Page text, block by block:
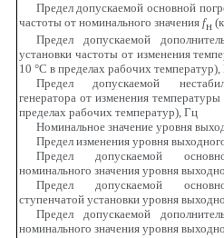
Предел допускаемой основной
частоты от номинального значения fн
Предел допускаемой
установки частоты от изменения
10 °С в пределах рабочих температур),
Предел допускаемой
генератора от изменения
пределах рабочих температур), Гц
Номинальное значение уровня
Предел изменения уровня
Предел допускаемой
номинального значения уровня
Предел допускаемой
ступенчатой установки уровня
Предел допускаемой
номинального значения уровня